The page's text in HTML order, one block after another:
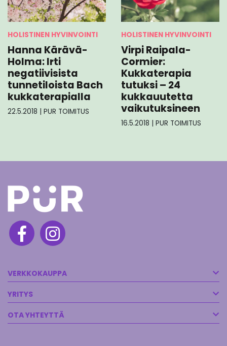
HOLISTINEN HYVINVOINTI
Hanna Kärävä-
Holma: Irti
negatiivisista
tunnetiloista Bach
kukkaterapialla
22.5.2018 | PUR TOIMITUS
HOLISTINEN HYVINVOINTI
Virpi Raipala-
Cormier:
Kukkaterapia
tutuksi – 24
kukkauutetta
vaikutuksineen
16.5.2018 | PUR TOIMITUS
VERKKOKAUPPA
YRITYS
OTA YHTEYTTÄ